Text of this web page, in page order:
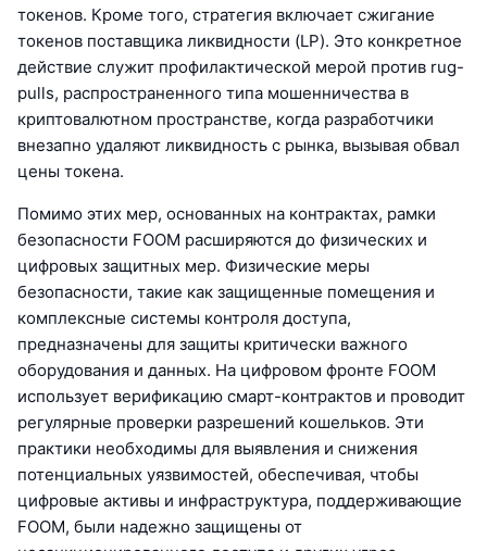
токенов. Кроме того, стратегия включает сжигание
токенов поставщика ликвидности (LP). Это конкретное
действие служит профилактической мерой против rug-
pulls, распространенного типа мошенничества в
криптовалютном пространстве, когда разработчики
внезапно удаляют ликвидность с рынка, вызывая обвал
цены токена.
Помимо этих мер, основанных на контрактах, рамки
безопасности FOOM расширяются до физических и
цифровых защитных мер. Физические меры
безопасности, такие как защищенные помещения и
комплексные системы контроля доступа,
предназначены для защиты критически важного
оборудования и данных. На цифровом фронте FOOM
использует верификацию смарт-контрактов и проводит
регулярные проверки разрешений кошельков. Эти
практики необходимы для выявления и снижения
потенциальных уязвимостей, обеспечивая, чтобы
цифровые активы и инфраструктура, поддерживающие
FOOM, были надежно защищены от